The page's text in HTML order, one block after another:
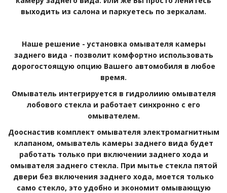
выходить из салона и паркуетесь по зеркалам.
Наше решение - установка омывателя камеры
заднего вида - позволит комфортно использовать
дорогостоящую опцию Вашего автомобиля в любое
время.
Омыватель интегрируется в гидролиию омывателя
лобового стекла и работает синхронно с его
омывателем.
Дооснастив комплект омывателя электромагнитным
клапаном, омыватель камеры заднего вида будет
работать только при включении заднего хода и
омывателя заднего стекла. При мытье стекла пятой
двери без включения заднего хода, моется только
само стекло, это удобно и экономит омывающую